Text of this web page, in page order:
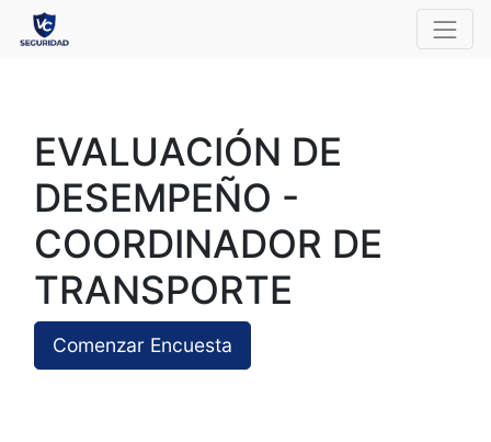
EVALUACIÓN DE
DESEMPEÑO -
COORDINADOR DE
TRANSPORTE
Comenzar Encuesta